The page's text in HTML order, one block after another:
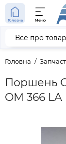
Головна Меню
Головна
Поршень
OM 366 LA
Все про товар